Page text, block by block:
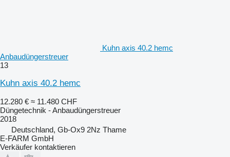
Kuhn axis 40.2 hemc
Anbaudüngerstreuer
13
Kuhn axis 40.2 hemc
12.280 € ≈ 11.480 CHF
Düngetechnik - Anbaudüngerstreuer
2018
Deutschland, Gb-Ox9 2Nz Thame
E-FARM GmbH
Verkäufer kontaktieren